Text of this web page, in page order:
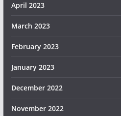
April 2023
March 2023
February 2023
January 2023
December 2022
November 2022